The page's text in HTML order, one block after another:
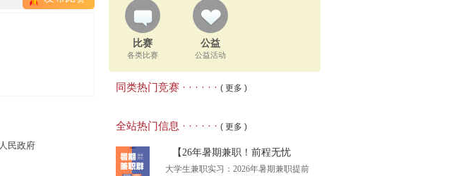
民政府
比赛
各类比赛
公益
公益活动
同类热门竞赛 · · · · · · ( 更多 )
全站热门信息 · · · · · · ( 更多 )
【26年暑期兼职！前程无忧
大学生兼职实习：2026年暑期兼职提前